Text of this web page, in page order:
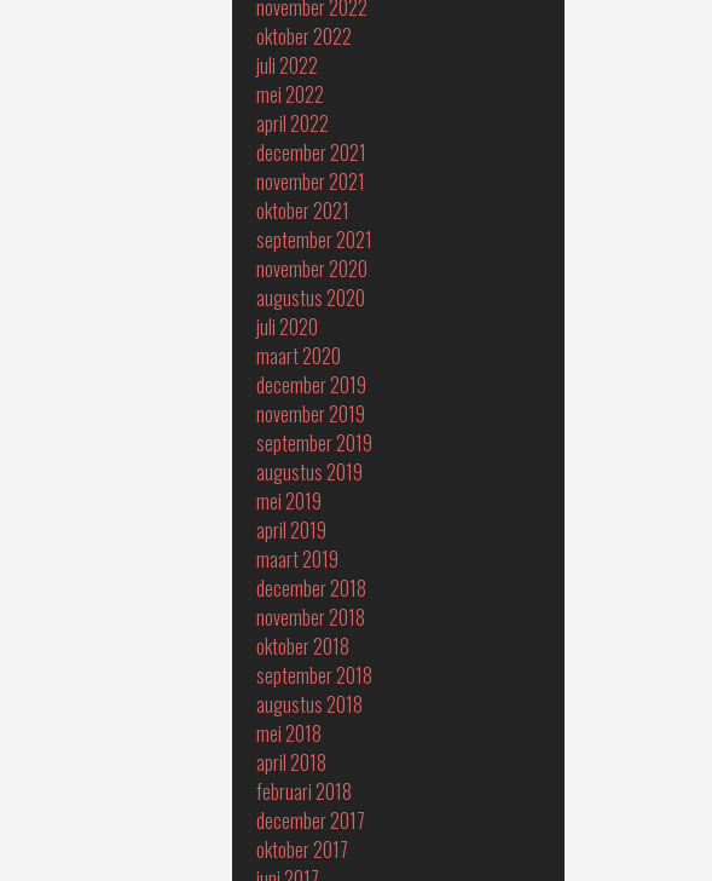
november 2022
oktober 2022
juli 2022
mei 2022
april 2022
december 2021
november 2021
oktober 2021
september 2021
november 2020
augustus 2020
juli 2020
maart 2020
december 2019
november 2019
september 2019
augustus 2019
mei 2019
april 2019
maart 2019
december 2018
november 2018
oktober 2018
september 2018
augustus 2018
mei 2018
april 2018
februari 2018
december 2017
oktober 2017